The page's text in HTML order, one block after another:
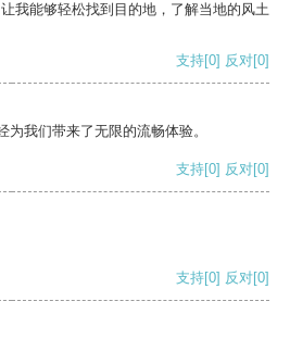
我能够轻松找到目的地，了解当地的风土
支持[0] 反对[0]
我们带来了无限的流畅体验。
支持[0] 反对[0]
支持[0] 反对[0]